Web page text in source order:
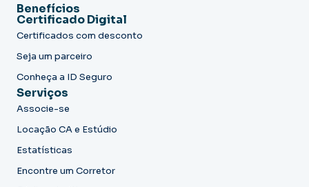
Benefícios
Certificado Digital
Certificados com desconto
Seja um parceiro
Conheça a ID Seguro
Serviços
Associe-se
Locação CA e Estúdio
Estatísticas
Encontre um Corretor